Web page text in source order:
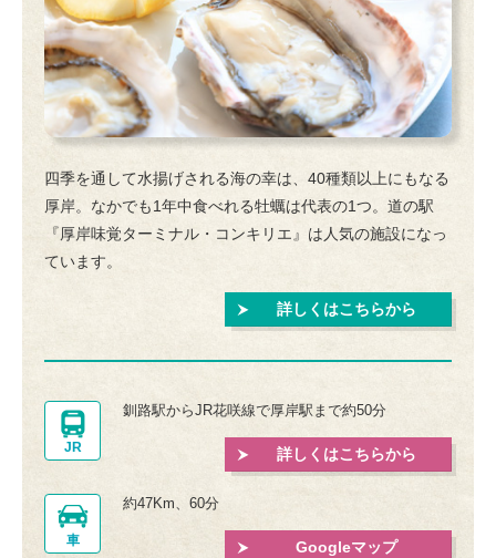
四季を通して水揚げされる海の幸は、40種類以上にもなる
厚岸。なかでも1年中食べれる牡蠣は代表の1つ。道の駅
『厚岸味覚ターミナル・コンキリエ』は人気の施設になっ
ています。
詳しくはこちらから
JR
釧路駅からJR花咲線で厚岸駅まで約50分
詳しくはこちらから
車
約47Km、60分
Googleマップ